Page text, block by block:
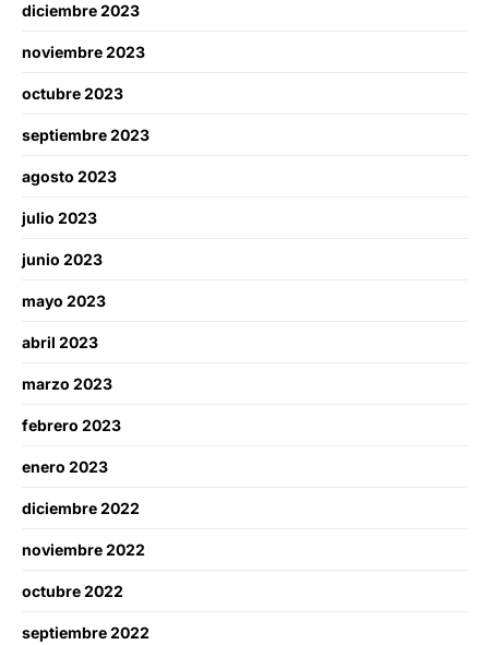
diciembre 2023
noviembre 2023
octubre 2023
septiembre 2023
agosto 2023
julio 2023
junio 2023
mayo 2023
abril 2023
marzo 2023
febrero 2023
enero 2023
diciembre 2022
noviembre 2022
octubre 2022
septiembre 2022